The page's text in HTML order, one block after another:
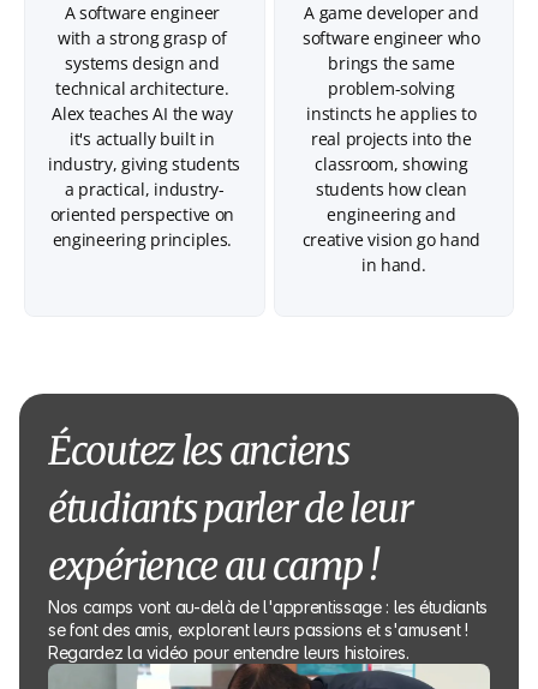
A software engineer
with a strong grasp of
systems design and
technical architecture.
Alex teaches AI the way
it's actually built in
industry, giving students
a practical, industry-
oriented perspective on
engineering principles.
A game developer and
software engineer who
brings the same
problem-solving
instincts he applies to
real projects into the
classroom, showing
students how clean
engineering and
creative vision go hand
in hand.
Écoutez les anciens
étudiants parler de leur
expérience au camp !
Nos camps vont au-delà de l'apprentissage : les étudiants
se font des amis, explorent leurs passions et s'amusent !
Regardez la vidéo pour entendre leurs histoires.